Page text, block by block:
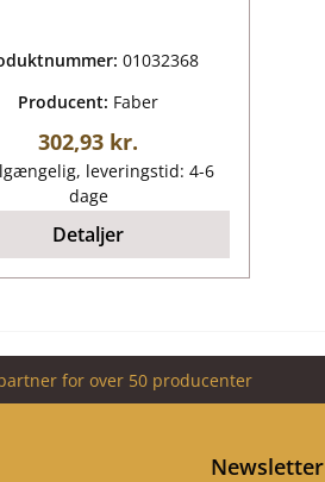
01032368
Producent: Faber
Almindelig pris:
302,93 kr.
leveringstid: 4-6
dage
Detaljer
for over 50 producenter
Newsletter